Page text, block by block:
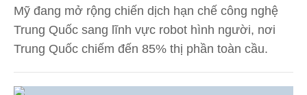
Mỹ đang mở rộng chiến dịch hạn chế công nghệ
Trung Quốc sang lĩnh vực robot hình người, nơi
Trung Quốc chiếm đến 85% thị phần toàn cầu.